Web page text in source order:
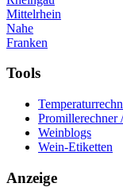
Mittelrhein
Nahe
Franken
Tools
Promillerechner
Weinblogs
Wein-Etiketten
Anzeige